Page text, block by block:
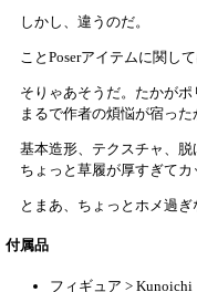
しかし、違うのだ。
ことPoserアイテムに関し
そりゃあそうだ。たかがポ
まるで作者の煩悩が宿った
基本造形、テクスチャ、脱
ちょっと草履が厚すぎてカ
とまあ、ちょっとホメ過ぎ
付属品
フィギュア > Kunoichi